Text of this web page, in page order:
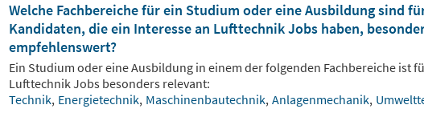
Welche Fachbereiche für ein Studium oder eine Ausbildung sind
Kandidaten, die ein Interesse an Lufttechnik Jobs haben,
empfehlenswert?
Ein Studium oder eine Ausbildung in einem der folgenden Fachbereiche ist
LufttechnikJobs besonders relevant:
Technik, Energietechnik, Maschinenbautechnik, Anlagenmechanik,